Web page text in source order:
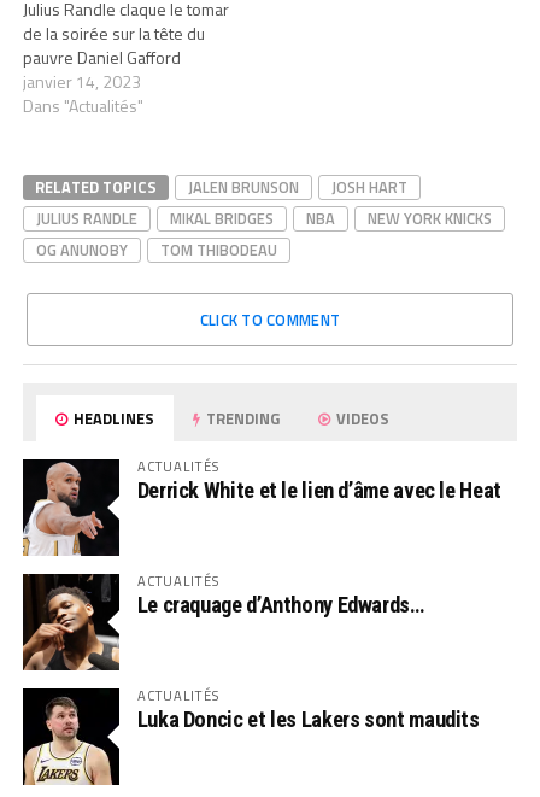
Julius Randle claque le tomar
de la soirée sur la tête du
pauvre Daniel Gafford
janvier 14, 2023
Dans "Actualités"
RELATED TOPICS JALEN BRUNSON
JOSH HART
JULIUS RANDLE
MIKAL BRIDGES NBA
NEW YORK KNICKS
OG ANUNOBY
TOM THIBODEAU
CLICK TO COMMENT
HEADLINES TRENDING VIDEOS
ACTUALITÉS
Derrick White et le lien d’âme avec le Heat
ACTUALITÉS
Le craquage d’Anthony Edwards…
ACTUALITÉS
Luka Doncic et les Lakers sont maudits